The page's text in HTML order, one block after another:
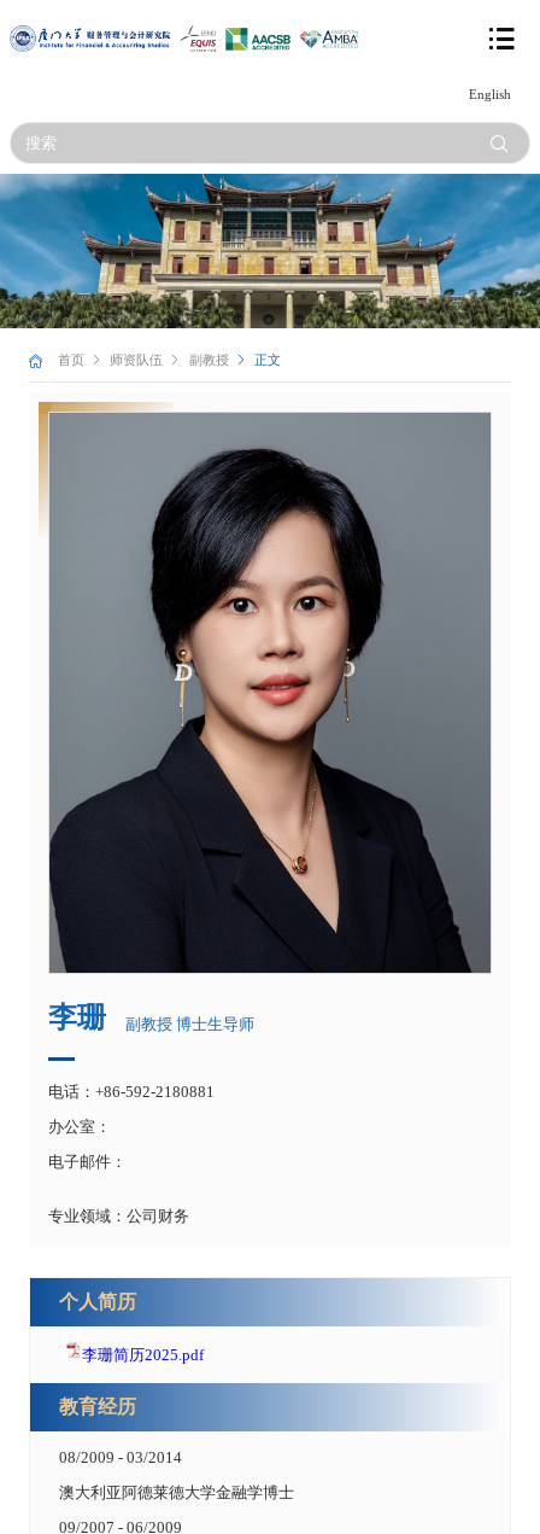
English
首页 师资队伍 副教授 正文
李珊 副教授 博士生导师
电话：+86-592-2180881
办公室：
电子邮件：
专业领域：公司财务
个人简历
李珊简历2025.pdf
教育经历
08/2009 - 03/2014
澳大利亚阿德莱德大学金融学博士
09/2007 - 06/2009